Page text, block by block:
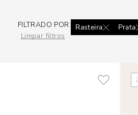
FILTRADO POR:
Limpar filtros
Rasteira Prata